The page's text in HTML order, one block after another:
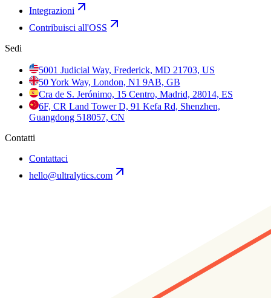
Integrazioni
Contribuisci all'OSS
Sedi
5001 Judicial Way, Frederick, MD 21703, US
50 York Way, London, N1 9AB, GB
Cra de S. Jerónimo, 15 Centro, Madrid, 28014, ES
6F, CR Land Tower D, 91 Kefa Rd, Shenzhen,
Guangdong 518057, CN
Contatti
Contattaci
hello@ultralytics.com